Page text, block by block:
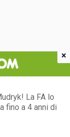
La FA lo
fino a 4 anni di
×